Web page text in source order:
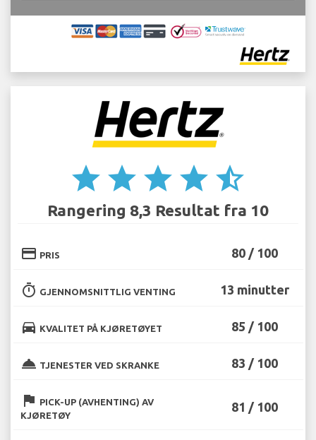
star star star star star_half
Rangering 8,3 Resultat fra 10
credit_card PRIS 80 / 100
timer GJENNOMSNITTLIG VENTING 13 minutter
directions_car KVALITET PÅ KJØRETØYET 85 / 100
room_service TJENESTER VED SKRANKE 83 / 100
flag PICK-UP (AVHENTING) AV
KJØRETØY
81 / 100